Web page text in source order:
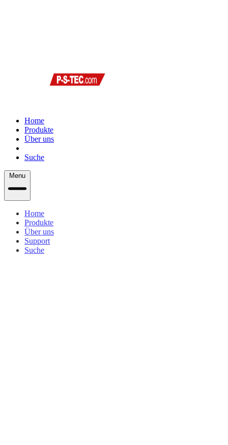
Home
Produkte
Über uns
Suche
Menu
Home
Produkte
Über uns
Support
Suche